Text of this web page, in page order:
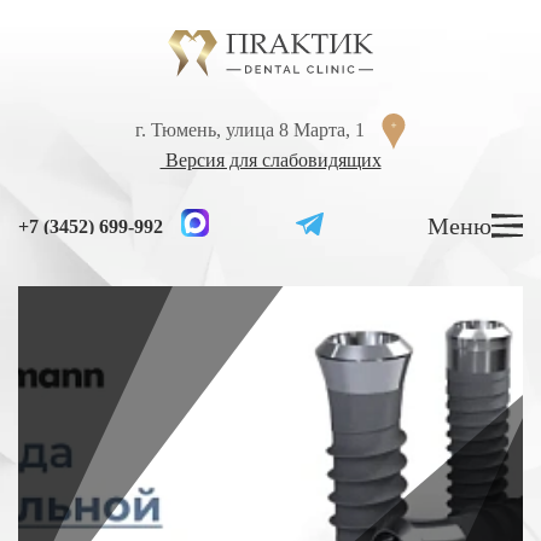
г. Тюмень, улица 8 Марта, 1
Версия для слабовидящих
+7 (3452) 699-992 Меню
г. Тюмень, улица 8 Марта, 1
Версия для слабовидящих
+7 (3452) 699-992 Меню
ЛЕЧЕНИЕ ЗУБОВ
Лечение кариеса
Лечение высокой чувствительности зубов